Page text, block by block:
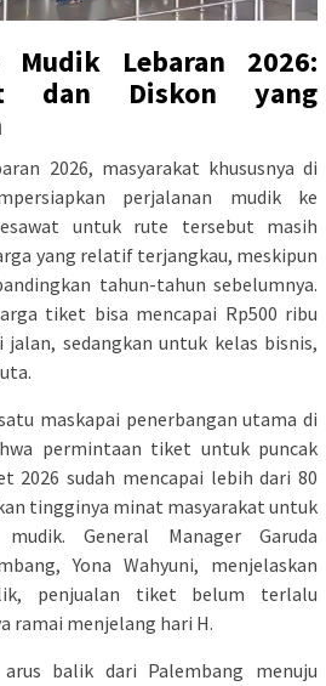
Mudik Lebaran 2026:
dan Diskon yang
2026, masyarakat khususnya di
perjalanan mudik ke
untuk rute tersebut masih
yang relatif terjangkau, meskipun
tahun-tahun sebelumnya.
tiket bisa mencapai Rp500 ribu
jalan, sedangkan untuk kelas bisnis,
maskapai penerbangan utama di
permintaan tiket untuk puncak
2026 sudah mencapai lebih dari 80
tingginya minat masyarakat untuk
General Manager Garuda
Yona Wahyuni, menjelaskan
penjualan tiket belum terlalu
ramai menjelang hari H.
balik dari Palembang menuju